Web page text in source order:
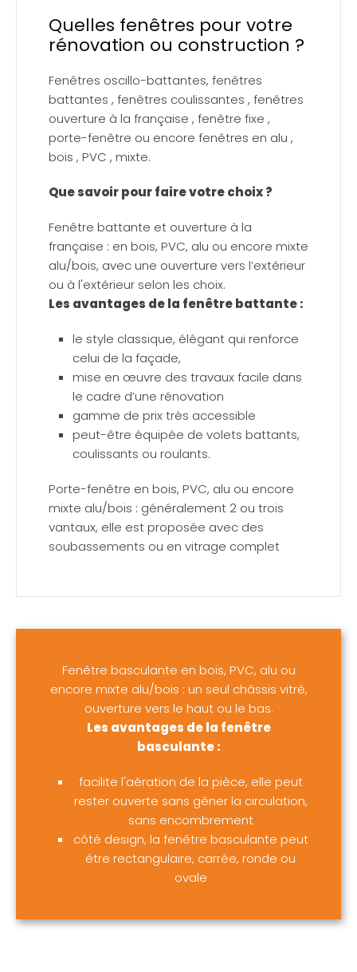
Quelles fenêtres pour votre
rénovation ou construction ?
Fenêtres oscillo-battantes, fenêtres
battantes , fenêtres coulissantes , fenêtres
ouverture à la française , fenêtre fixe ,
porte-fenêtre ou encore fenêtres en alu ,
bois , PVC , mixte.
Que savoir pour faire votre choix ?
Fenêtre battante et ouverture à la
française : en bois, PVC, alu ou encore mixte
alu/bois, avec une ouverture vers l’extérieur
ou à l'extérieur selon les choix.
Les avantages de la fenêtre battante :
le style classique, élégant qui renforce
celui de la façade,
mise en œuvre des travaux facile dans
le cadre d’une rénovation
gamme de prix très accessible
peut-être équipée de volets battants,
coulissants ou roulants.
Porte-fenêtre en bois, PVC, alu ou encore
mixte alu/bois : généralement 2 ou trois
vantaux, elle est proposée avec des
soubassements ou en vitrage complet
Fenêtre basculante en bois, PVC, alu ou
encore mixte alu/bois : un seul châssis vitré,
ouverture vers le haut ou le bas.
Les avantages de la fenêtre
basculante :
facilite l'aération de la pièce, elle peut
rester ouverte sans gêner la circulation,
sans encombrement
côté design, la fenêtre basculante peut
être rectangulaire, carrée, ronde ou
ovale